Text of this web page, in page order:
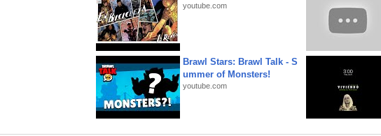
youtube.com
Brawl Stars: Brawl Talk - S
ummer of Monsters!
youtube.com